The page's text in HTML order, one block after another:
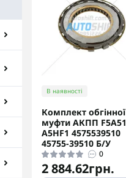
В наявності
Комплект обгінної
муфти АКПП F5A51
A5HF1 4575539510
45755-39510 Б/У
0
2 884.62грн.